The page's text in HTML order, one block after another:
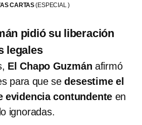
CARTAS(ESPECIAL )
pidió su liberación
legales
El Chapo Guzmán afirmó
para que sedesestime el
evidencia contundente en
ignoradas.